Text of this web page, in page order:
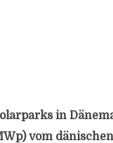
in
vom